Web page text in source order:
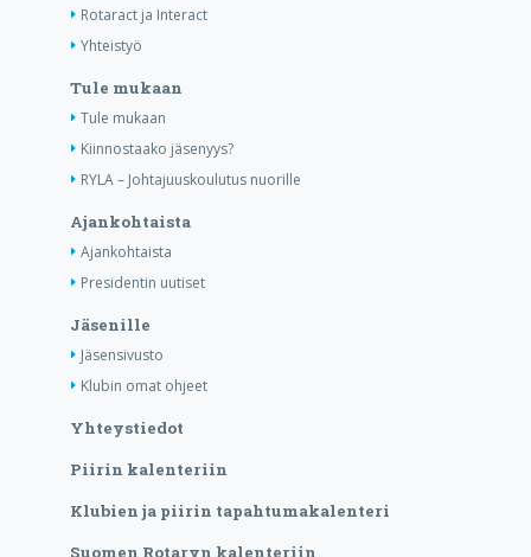
Rotaract ja Interact
Yhteistyö
Tule mukaan
Tule mukaan
Kiinnostaako jäsenyys?
RYLA – Johtajuuskoulutus nuorille
Ajankohtaista
Ajankohtaista
Presidentin uutiset
Jäsenille
Jäsensivusto
Klubin omat ohjeet
Yhteystiedot
Piirin kalenteriin
Klubien ja piirin tapahtumakalenteri
Suomen Rotaryn kalenteriin